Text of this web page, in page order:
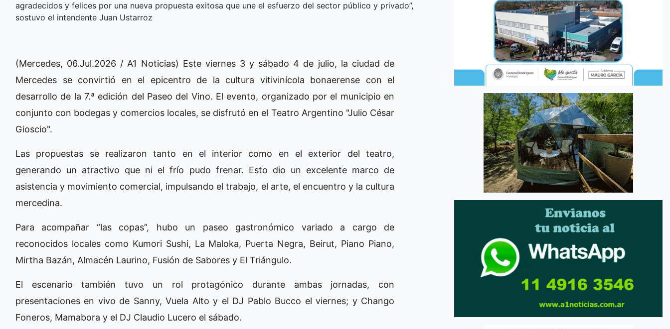
agradecidos y felices por una nueva propuesta exitosa que une el esfuerzo del sector público y privado”,
sostuvo el intendente Juan Ustarroz
(Mercedes, 06.Jul.2026 / A1 Noticias) Este viernes 3 y sábado 4 de julio, la ciudad de
Mercedes se convirtió en el epicentro de la cultura vitivinícola bonaerense con el
desarrollo de la 7.ª edición del Paseo del Vino. El evento, organizado por el municipio en
conjunto con bodegas y comercios locales, se disfrutó en el Teatro Argentino "Julio César
Gioscio".
Las propuestas se realizaron tanto en el interior como en el exterior del teatro,
generando un atractivo que ni el frío pudo frenar. Esto dio un excelente marco de
asistencia y movimiento comercial, impulsando el trabajo, el arte, el encuentro y la cultura
mercedina.
Para acompañar “las copas”, hubo un paseo gastronómico variado a cargo de
reconocidos locales como Kumori Sushi, La Maloka, Puerta Negra, Beirut, Piano Piano,
Mirtha Bazán, Almacén Laurino, Fusión de Sabores y El Triángulo.
El escenario también tuvo un rol protagónico durante ambas jornadas, con
presentaciones en vivo de Sanny, Vuela Alto y el DJ Pablo Bucco el viernes; y Chango
Foneros, Mamabora y el DJ Claudio Lucero el sábado.